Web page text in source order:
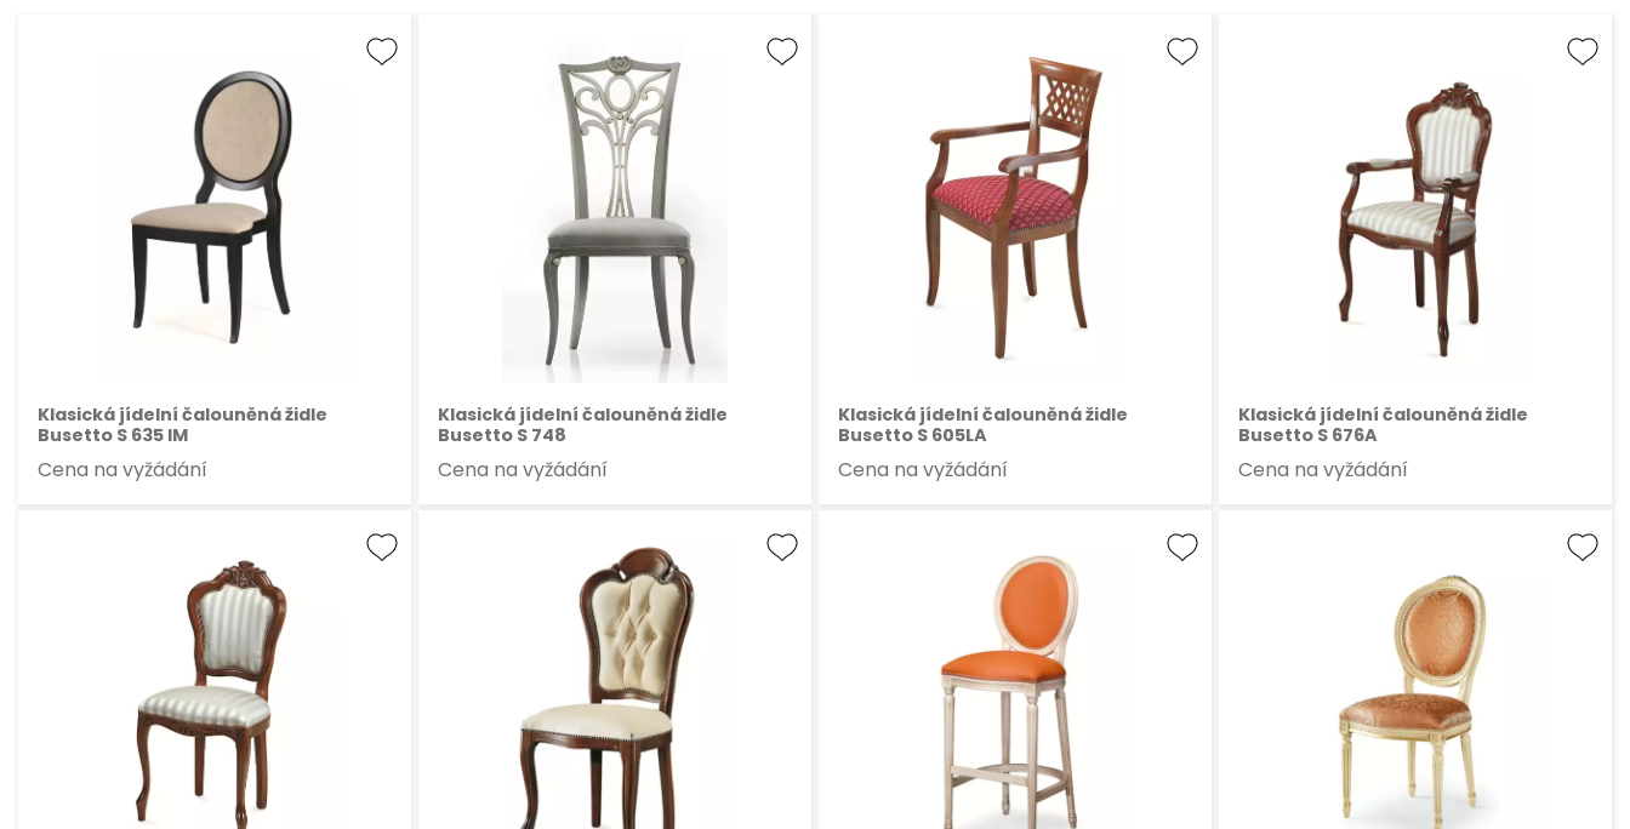
Klasická jídelní čalouněná židle
Busetto S 635 IM
Cena na vyžádání
Klasická jídelní čalouněná židle
Busetto S 748
Cena na vyžádání
Klasická jídelní čalouněná židle
Busetto S 605LA
Cena na vyžádání
Klasická jídelní čalouněná židle
Busetto S 676A
Cena na vyžádání